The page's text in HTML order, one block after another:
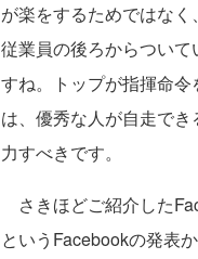
が楽をするためではな
従業員の後ろからつい
すね。トップが指揮命
は、優秀な人が自走で
力すべきです。
さきほどご紹介した
というFacebookの発表